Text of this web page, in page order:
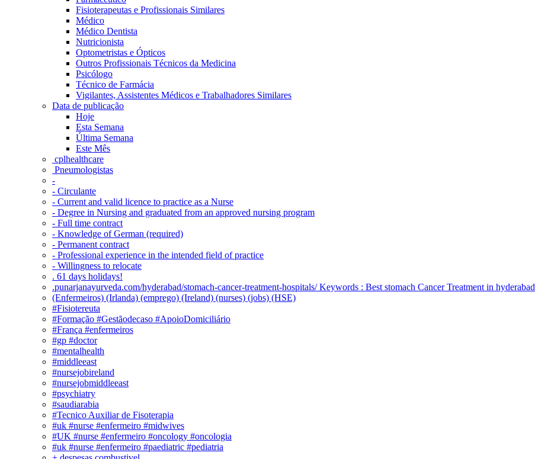
Fisioterapeutas e Profissionais Similares
Médico
Médico Dentista
Nutricionista
Optometristas e Ópticos
Outros Profissionais Técnicos da Medicina
Psicólogo
Técnico de Farmácia
Vigilantes, Assistentes Médicos e Trabalhadores Similares
Data de publicação
Hoje
Esta Semana
Última Semana
Este Mês
‎ cplhealthcare‬
Pneumologistas
-
- Circulante
- Current and valid licence to practice as a Nurse
- Degree in Nursing and graduated from an approved nursing program
- Full time contract
- Knowledge of German (required)
- Permanent contract
- Professional experience in the intended field of practice
- Willingness to relocate
. 61 days holidays!
.punarjanayurveda.com/hyderabad/stomach-cancer-treatment-hospitals/ Keywords : Best stomach Cancer Treatment in hyderabad
(Enfermeiros) (Irlanda) (emprego) (Ireland) (nurses) (jobs) (HSE)
#Fisiotereuta
#Formação #Gestãodecaso #ApoioDomiciliário
#França #enfermeiros
#gp #doctor
#mentalhealth
#middleeast
#nursejobireland
#nursejobmiddleeast
#psychiatry
#saudiarabia
#Tecnico Auxiliar de Fisoterapia
#uk #nurse #enfermeiro #midwives
#UK #nurse #enfermeiro #oncology #oncologia
#uk #nurse #enfermeiro #paediatric #pediatria